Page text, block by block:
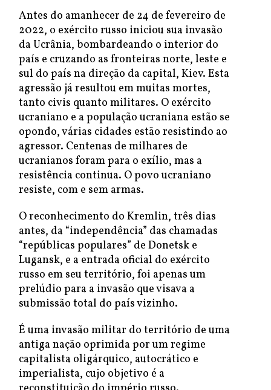
Antes do amanhecer de 24 de fevereiro de
2022, o exército russo iniciou sua invasão
da Ucrânia, bombardeando o interior do
país e cruzando as fronteiras norte, leste e
sul do país na direção da capital, Kiev. Esta
agressão já resultou em muitas mortes,
tanto civis quanto militares. O exército
ucraniano e a população ucraniana estão se
opondo, várias cidades estão resistindo ao
agressor. Centenas de milhares de
ucranianos foram para o exílio, mas a
resistência continua. O povo ucraniano
resiste, com e sem armas.
O reconhecimento do Kremlin, três dias
antes, da “independência” das chamadas
“repúblicas populares” de Donetsk e
Lugansk, e a entrada oficial do exército
russo em seu território, foi apenas um
prelúdio para a invasão que visava a
submissão total do país vizinho.
É uma invasão militar do território de uma
antiga nação oprimida por um regime
capitalista oligárquico, autocrático e
imperialista, cujo objetivo é a